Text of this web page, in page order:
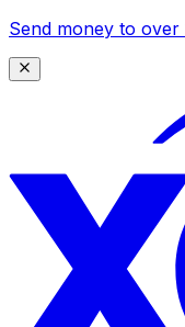
Send money to